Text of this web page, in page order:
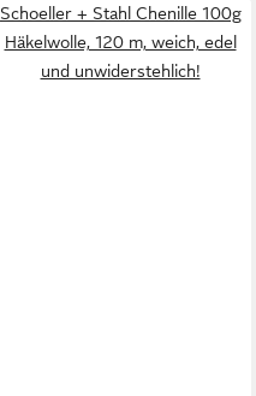
Schoeller + Stahl Chenille 100g
Häkelwolle, 120 m, weich, edel
und unwiderstehlich!